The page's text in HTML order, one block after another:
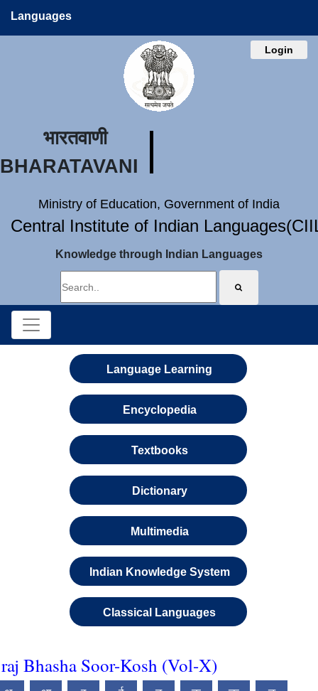
Languages
Login
भारतवाणी
BHARATAVANI
Ministry of Education, Government of India
Central Institute of Indian
Knowledge through Indian Languages
Language Learning
Encyclopedia
Textbooks
Dictionary
Multimedia
Indian Knowledge System
Classical Languages
Bhasha Soor-Kosh (Vol-X)